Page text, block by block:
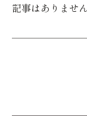
記事はありませ